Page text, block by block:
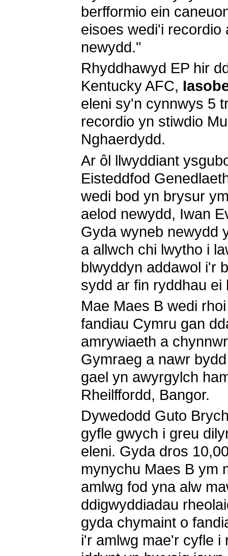
berfformio ein
eisoes wedi'i recordio
newydd."
Rhyddhawyd EP hir
Kentucky AFC,
eleni sy'n cynnwys 5
recordio yn stiwdio
Nghaerdydd.
Ar ôl llwyddiant
Eisteddfod
wedi bod yn brysur
aelod newydd, Iwan
Gyda wyneb newydd
a allwch chi lwytho i
blwyddyn addawol i'r
sydd ar fin ryddhau ei
Mae Maes B wedi
fandiau Cymru gan
amrywiaeth a
Gymraeg a nawr
gael yn awyrgylch
Rheilffordd, Bangor.
Dywedodd Guto
gyfle gwych i greu
eleni. Gyda dros
mynychu Maes B ym
amlwg fod yna alw
ddigwyddiadau
gyda chymaint o
i'r amlwg mae'r cyfle i